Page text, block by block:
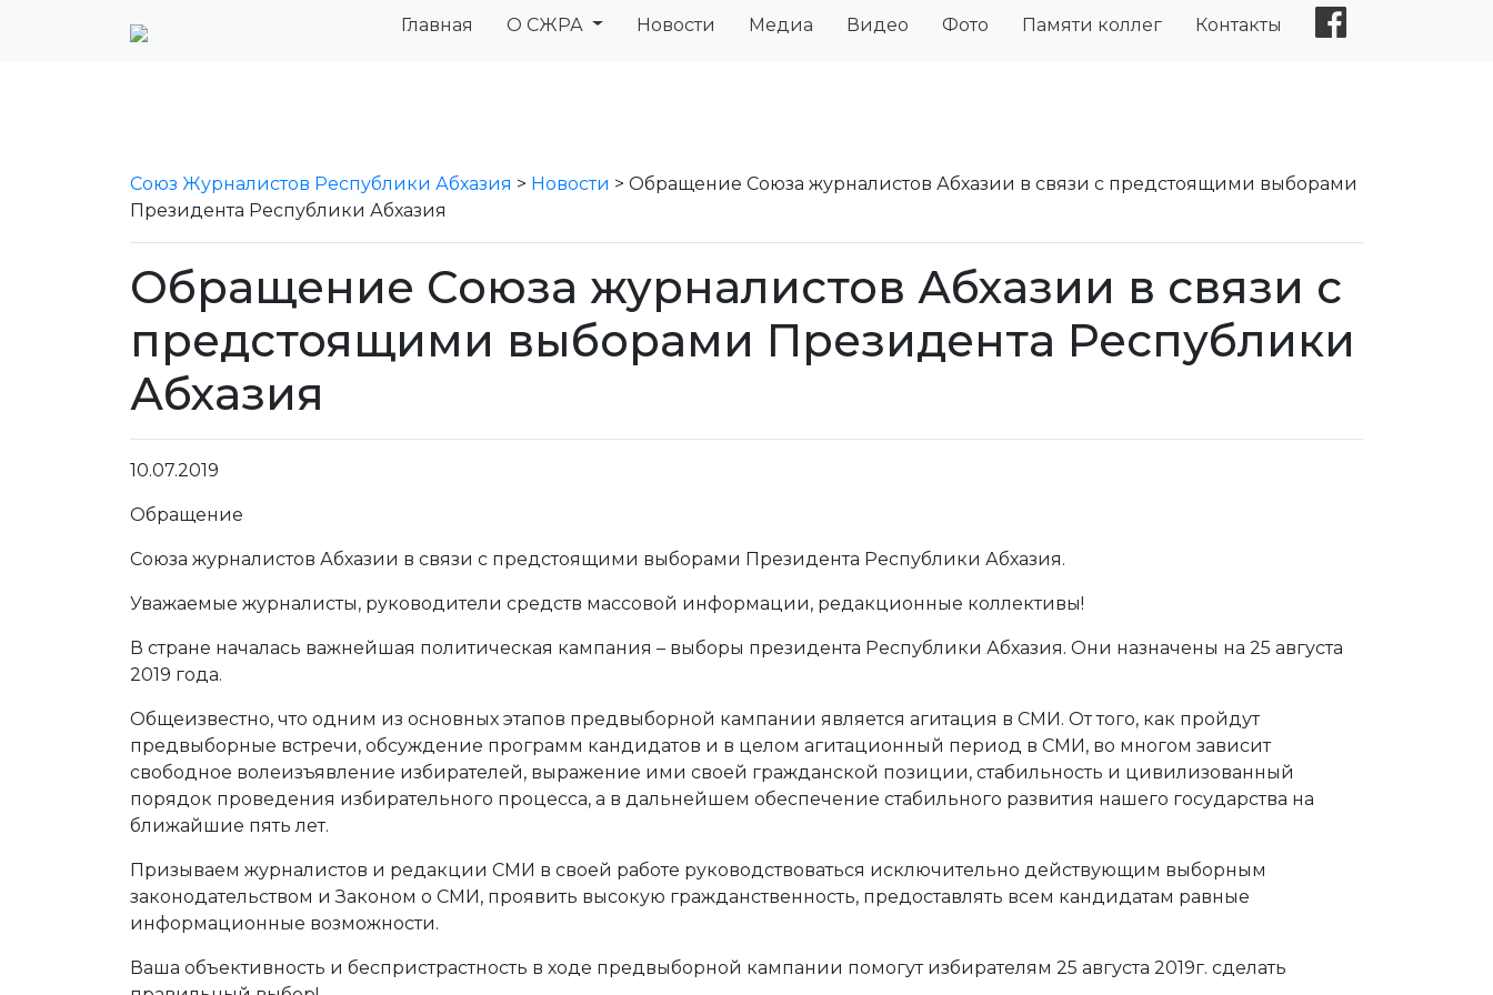
Главная О СЖРА Новости Медиа Видео Фото Памяти коллег Контакты
Союз Журналистов Республики Абхазия > Новости > Обращение Союза журналистов Абхазии в связи с предстоящими выборами
Президента Республики Абхазия
Обращение Союза журналистов Абхазии в связи с
предстоящими выборами Президента Республики
Абхазия
10.07.2019
Обращение
Союза журналистов Абхазии в связи с предстоящими выборами Президента Республики Абхазия.
Уважаемые журналисты, руководители средств массовой информации, редакционные коллективы!
В стране началась важнейшая политическая кампания – выборы президента Республики Абхазия. Они назначены на 25 августа
2019 года.
Общеизвестно, что одним из основных этапов предвыборной кампании является агитация в СМИ. От того, как пройдут
предвыборные встречи, обсуждение программ кандидатов и в целом агитационный период в СМИ, во многом зависит
свободное волеизъявление избирателей, выражение ими своей гражданской позиции, стабильность и цивилизованный
порядок проведения избирательного процесса, а в дальнейшем обеспечение стабильного развития нашего государства на
ближайшие пять лет.
Призываем журналистов и редакции СМИ в своей работе руководствоваться исключительно действующим выборным
законодательством и Законом о СМИ, проявить высокую гражданственность, предоставлять всем кандидатам равные
информационные возможности.
Ваша объективность и беспристрастность в ходе предвыборной кампании помогут избирателям 25 августа 2019г. сделать